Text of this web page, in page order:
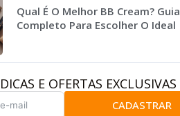
Qual É O Melhor BB Cream? Guia
Completo Para Escolher O Ideal
E OFERTAS EXCLUSIVAS
CADASTRAR